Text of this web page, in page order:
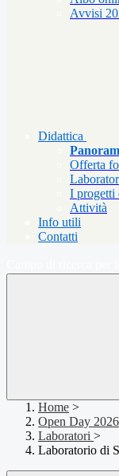
Avvisi
Didattica
Offerta
I progetti
Attività
Info utili
Contatti
Home >
Open Day
Laboratori >
Laboratorio di